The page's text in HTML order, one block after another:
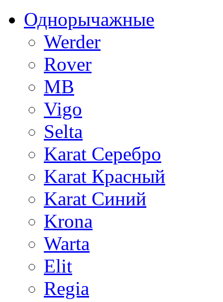
Однорычажные
Werder
Rover
MB
Vigo
Selta
Karat Серебро
Karat Красный
Karat Синий
Krona
Warta
Elit
Regia